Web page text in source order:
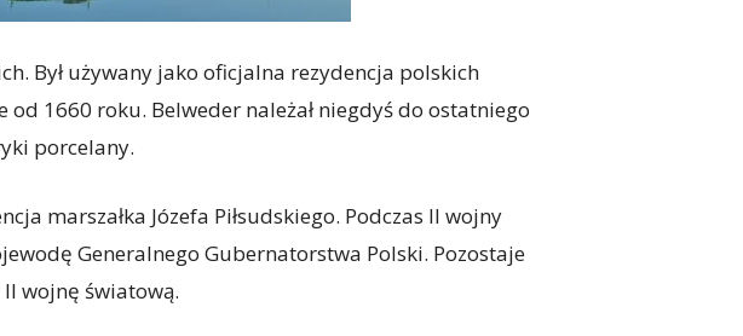
Był używany jako oficjalna rezydencja polskich
1660 roku. Belweder należał niegdyś do ostatniego
porcelany.
marszałka Józefa Piłsudskiego. Podczas II wojny
Generalnego Gubernatorstwa Polski. Pozostaje
wojnę światową.